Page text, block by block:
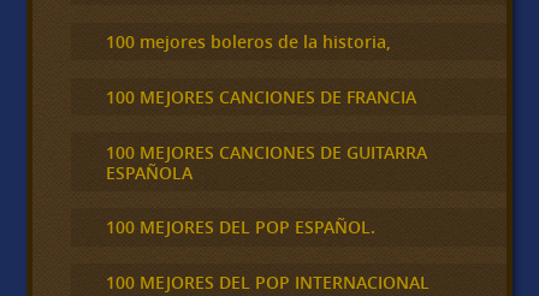
100 mejores boleros de la historia,
100 MEJORES CANCIONES DE FRANCIA
100 MEJORES CANCIONES DE GUITARRA
ESPAÑOLA
100 MEJORES DEL POP ESPAÑOL.
100 MEJORES DEL POP INTERNACIONAL